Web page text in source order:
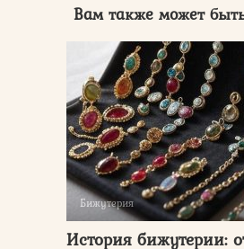
Вам также может
Бижутерия
История бижутерии: